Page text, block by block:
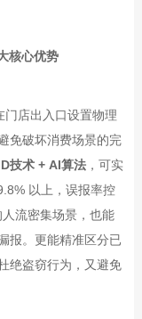
核心优势
门店出入口设置物理
免破坏消费场景的完
技术 + AI算法，可实
以上，误报率控
流密集场景，也能
报。更能精准区分已
绝盗窃行为，又避免